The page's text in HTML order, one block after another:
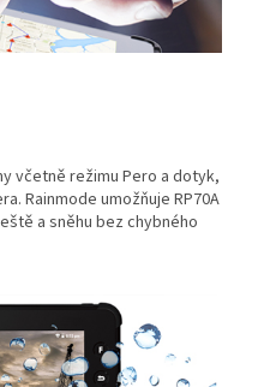
včetně režimu Pero a dotyk,
Rainmode umožňuje RP70A
a sněhu bez chybného